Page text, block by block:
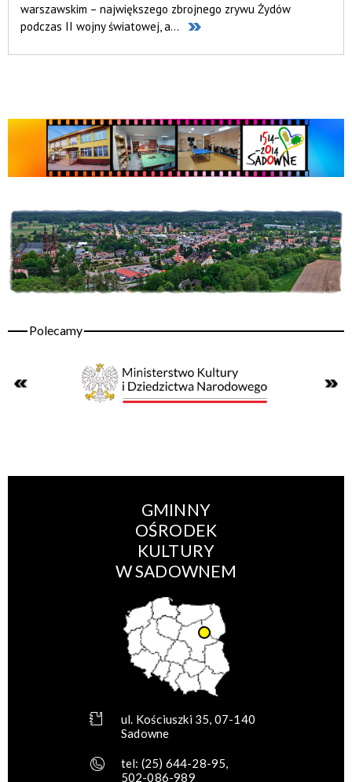
warszawskim – największego zbrojnego zrywu Żydów
podczas II wojny światowej, a...
GMINNY
OŚRODEK
KULTURY
W SADOWNEM
ul. Kościuszki 35, 07-140
Sadowne
tel: (25) 644-28-95,
502-086-989